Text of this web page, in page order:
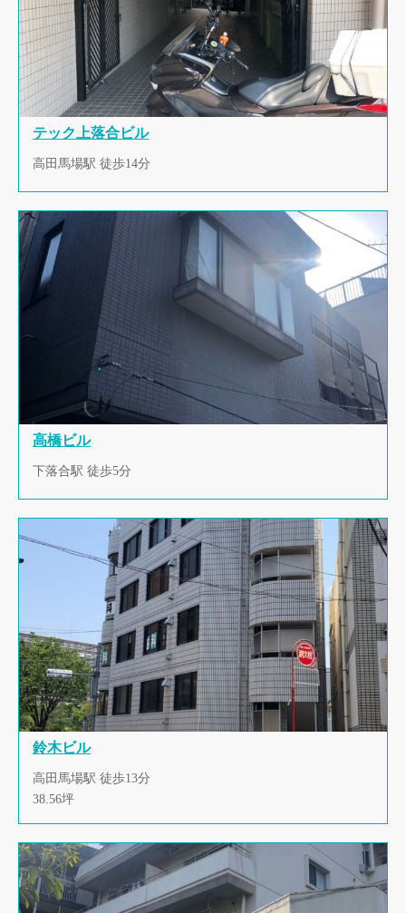
テック上落合ビル
高田馬場駅 徒歩14分
高橋ビル
下落合駅 徒歩5分
鈴木ビル
高田馬場駅 徒歩13分
38.56坪